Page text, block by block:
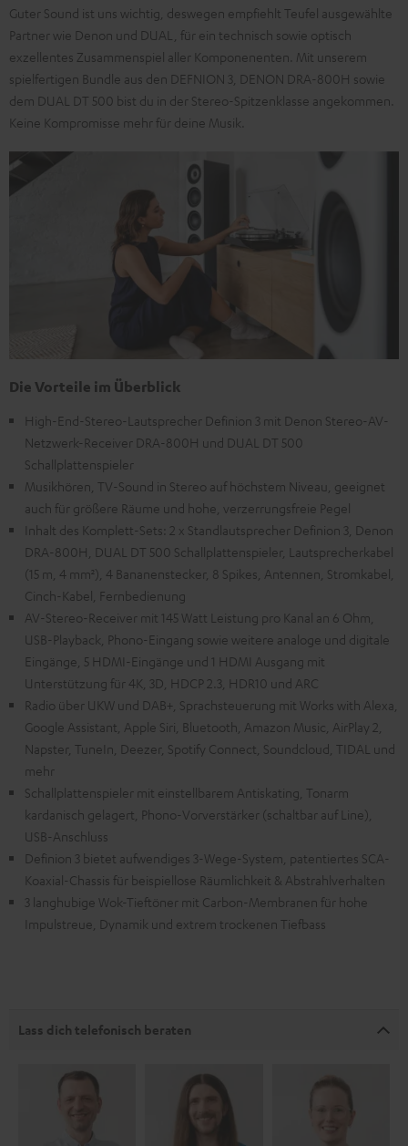
Guter Sound ist uns wichtig, deswegen empfiehlt Teufel ausgewählte
Partner wie Denon und DUAL, für ein technisch sowie optisch
exzellentes Zusammenspiel aller Komponenenten. Mit unserem
spielfertigen Bundle aus den DEFNION 3, DENON DRA-800H sowie
dem DUAL DT 500 bist du in der Stereo-Spitzenklasse angekommen.
Keine Kompromisse mehr für deine Musik.
Die Vorteile im Überblick
High-End-Stereo-Lautsprecher Definion 3 mit Denon Stereo-AV-
Netzwerk-Receiver DRA-800H und DUAL DT 500
Schallplattenspieler
Musikhören, TV-Sound in Stereo auf höchstem Niveau, geeignet
auch für größere Räume und hohe, verzerrungsfreie Pegel
Inhalt des Komplett-Sets: 2 x Standlautsprecher Definion 3, Denon
DRA-800H, DUAL DT 500 Schallplattenspieler, Lautsprecherkabel
(15 m, 4 mm²), 4 Bananenstecker, 8 Spikes, Antennen, Stromkabel,
Cinch-Kabel, Fernbedienung
AV-Stereo-Receiver mit 145 Watt Leistung pro Kanal an 6 Ohm,
USB-Playback, Phono-Eingang sowie weitere analoge und digitale
Eingänge, 5 HDMI-Eingänge und 1 HDMI Ausgang mit
Unterstützung für 4K, 3D, HDCP 2.3, HDR10 und ARC
Radio über UKW und DAB+, Sprachsteuerung mit Works with Alexa,
Google Assistant, Apple Siri, Bluetooth, Amazon Music, AirPlay 2,
Napster, TuneIn, Deezer, Spotify Connect, Soundcloud, TIDAL und
mehr
Schallplattenspieler mit einstellbarem Antiskating, Tonarm
kardanisch gelagert, Phono-Vorverstärker (schaltbar auf Line),
USB-Anschluss
Definion 3 bietet aufwendiges 3-Wege-System, patentiertes SCA-
Koaxial-Chassis für beispiellose Räumlichkeit & Abstrahlverhalten
3 langhubige Wok-Tieftöner mit Carbon-Membranen für hohe
Impulstreue, Dynamik und extrem trockenen Tiefbass
Lass dich telefonisch beraten